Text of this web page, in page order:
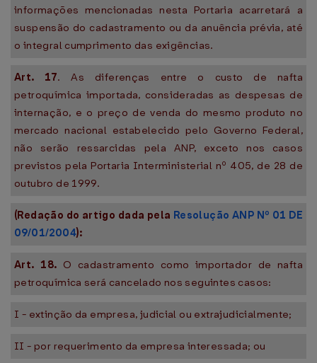
informações mencionadas nesta Portaria acarretará a
suspensão do cadastramento ou da anuência prévia, até
o integral cumprimento das exigências.
Art. 17. As diferenças entre o custo de nafta
petroquímica importada, consideradas as despesas de
internação, e o preço de venda do mesmo produto no
mercado nacional estabelecido pelo Governo Federal,
não serão ressarcidas pela ANP, exceto nos casos
previstos pela Portaria Interministerial nº 405, de 28 de
outubro de 1999.
(Redação do artigo dada pela Resolução ANP Nº 01 DE
09/01/2004):
Art. 18. O cadastramento como importador de nafta
petroquímica será cancelado nos seguintes casos:
I - extinção da empresa, judicial ou extrajudicialmente;
II - por requerimento da empresa interessada; ou